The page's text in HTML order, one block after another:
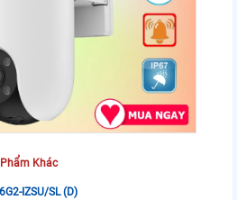
Khác
IZSU/SL (D)